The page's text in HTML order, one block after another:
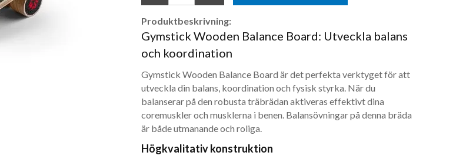
Produktbeskrivning:
Gymstick Wooden Balance Board: Utveckla balans
och koordination
Gymstick Wooden Balance Board är det perfekta verktyget för att
utveckla din balans, koordination och fysisk styrka. När du
balanserar på den robusta träbrädan aktiveras effektivt dina
coremuskler och musklerna i benen. Balansövningar på denna bräda
är både utmanande och roliga.
Högkvalitativ konstruktion